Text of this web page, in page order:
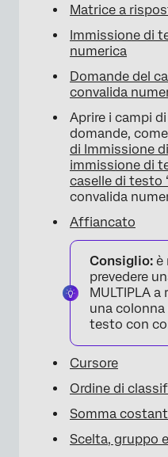
Matrice a
Immissione di
numerica
Domande del
convalida
Aprire i campi
domande,
di Immissione
immissione di
caselle di testo
convalida
Affiancato
Consiglio: è
prevedere
MULTIPLA
una
testo con
Cursore
Ordine di
Somma
Scelta, gruppo